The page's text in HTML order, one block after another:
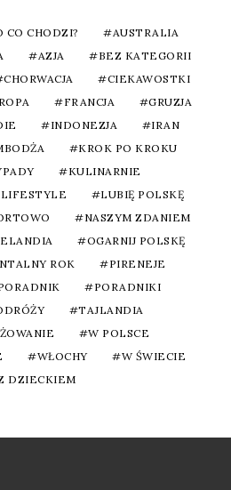
CO CHODZI?
AUSTRALIA
AZJA
BEZ KATEGORII
CHORWACJA
CIEKAWOSTKI
FRANCJA
GRUZJA
INDONEZJA
IRAN
KROK PO KROKU
KULINARNIE
LIFESTYLE
LUBIĘ POLSKĘ
NASZYM ZDANIEM
OGARNIJ POLSKĘ
ROK
PIRENEJE
PORADNIKI
TAJLANDIA
W POLSCE
WŁOCHY
W ŚWIECIE
DZIECKIEM